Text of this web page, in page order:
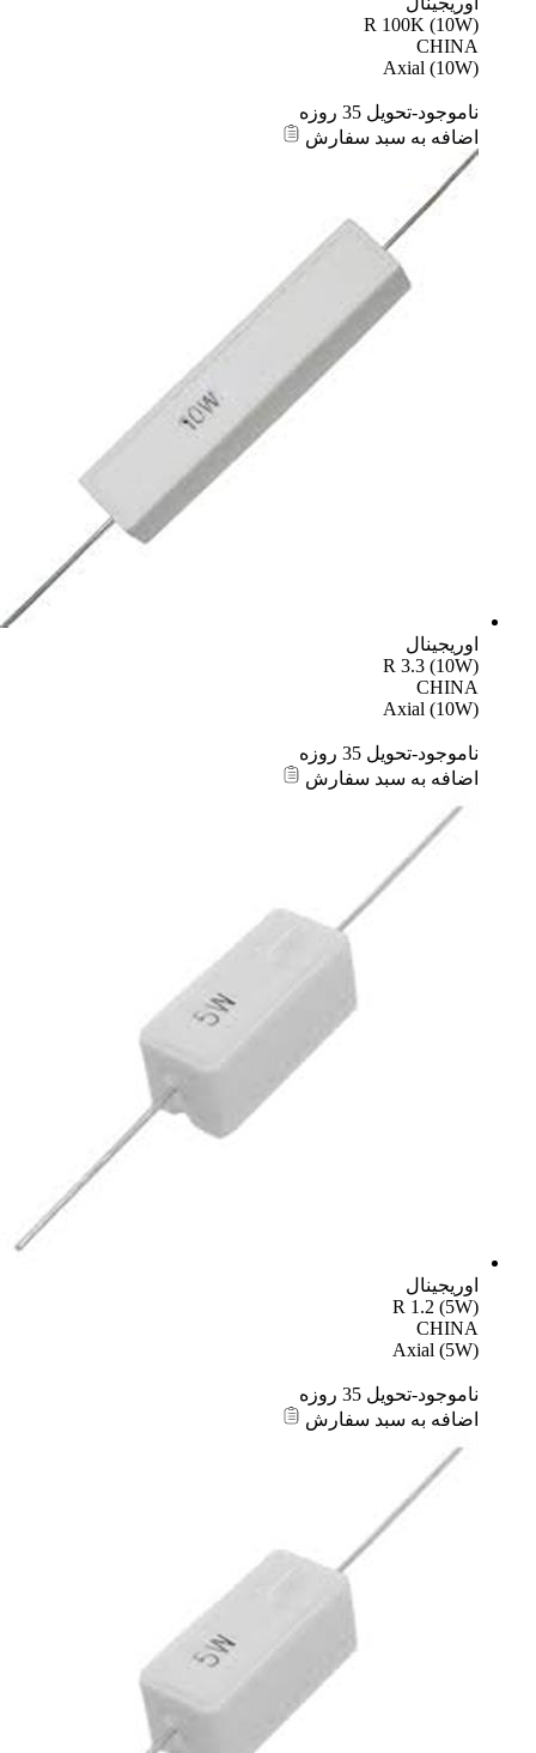
R 100K (10W)
CHINA
Axial (10W)
ناموجود-تحویل 35 روزه
اضافه به سبد سفارش
اوریجینال
R 3.3 (10W)
CHINA
Axial (10W)
ناموجود-تحویل 35 روزه
اضافه به سبد سفارش
اوریجینال
R 1.2 (5W)
CHINA
Axial (5W)
ناموجود-تحویل 35 روزه
اضافه به سبد سفارش